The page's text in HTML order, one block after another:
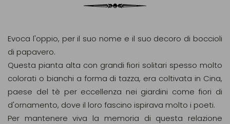
Evoca l'oppio, per il suo nome e il suo decoro di boccioli
di papavero.
Questa pianta alta con grandi fiori solitari spesso molto
colorati o bianchi a forma di tazza, era coltivata in Cina,
paese del tè per eccellenza nei giardini come fiori di
d'ornamento, dove il loro fascino ispirava molto i poeti.
Per mantenere viva la memoria di questa relazione